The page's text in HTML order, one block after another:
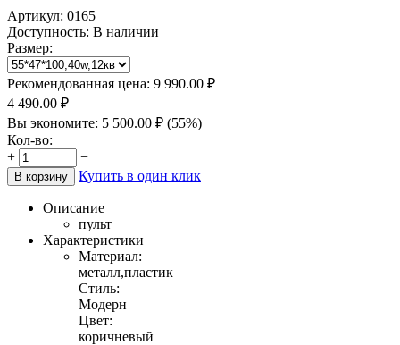
Артикул: 0165
Доступность: В наличии
Размер:
Рекомендованная цена: 9 990.00 ₽
4 490.00 ₽
Вы экономите: 5 500.00 ₽ (55%)
Кол-во:
+
−
В корзину Купить в один клик
Описание
пульт
Характеристики
Материал:
металл,пластик
Стиль:
Модерн
Цвет:
коричневый